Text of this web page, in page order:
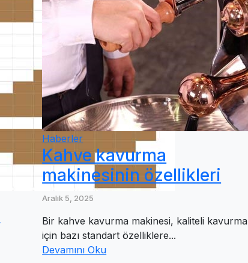
Haberler
Kahve kavurma
makinesinin özellikleri
Aralık 5, 2025
Bir kahve kavurma makinesi, kaliteli kavurma
için bazı standart özelliklere...
Devamını Oku